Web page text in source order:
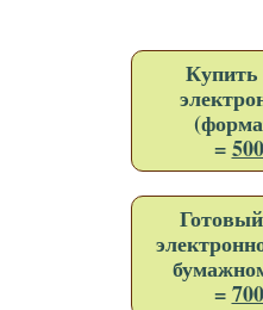
Купить
=
=